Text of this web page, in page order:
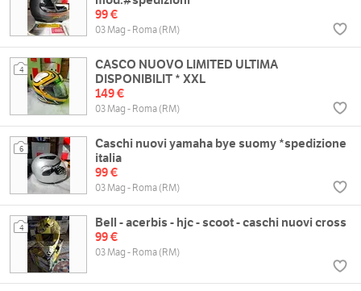
99 €
03 Mag - Roma (RM)
4
CASCO NUOVO LIMITED ULTIMA
DISPONIBILIT * XXL
149 €
03 Mag - Roma (RM)
6
Caschi nuovi yamaha bye suomy *spedizione
italia
99 €
03 Mag - Roma (RM)
4
Bell - acerbis - hjc - scoot - caschi nuovi cross
99 €
03 Mag - Roma (RM)